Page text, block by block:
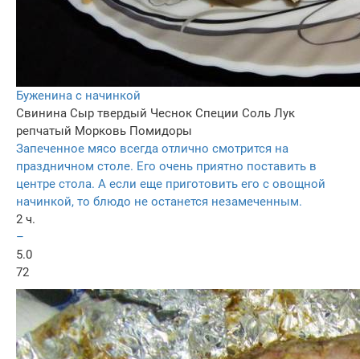
Буженина с начинкой
Свинина Сыр твердый Чеснок Специи Соль Лук
репчатый Морковь Помидоры
Запеченное мясо всегда отлично смотрится на
праздничном столе. Его очень приятно поставить в
центре стола. А если еще приготовить его с овощной
начинкой, то блюдо не останется незамеченным.
2 ч.
–
5.0
72